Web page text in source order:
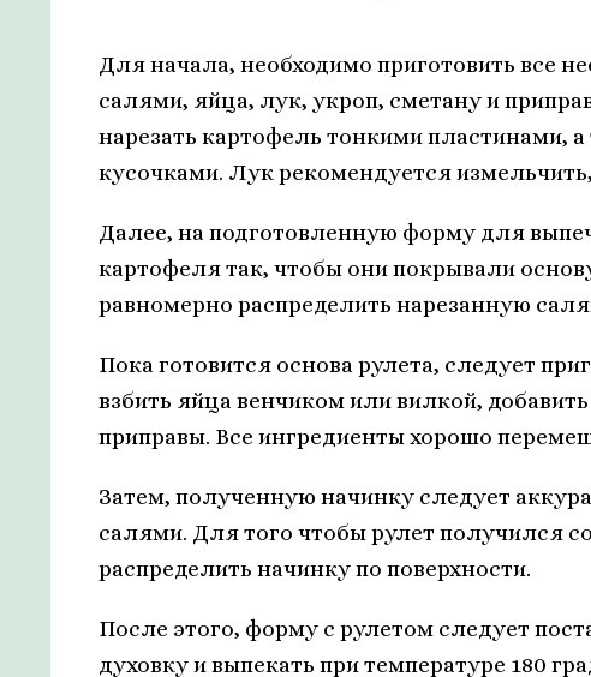
Для начала, необходимо приготовить все
салями, яйца, лук, укроп, сметану и
нарезать картофель тонкими пластинами,
кусочками. Лук рекомендуется
Далее, на подготовленную форму для
картофеля так, чтобы они покрывали
равномерно распределить нарезанную
Пока готовится основа рулета, следует
взбить яйца венчиком или вилкой,
приправы. Все ингредиенты хорошо
Затем, полученную начинку следует
салями. Для того чтобы рулет получился
распределить начинку по поверхности.
После этого, форму с рулетом следует
духовку и выпекать при температуре 180